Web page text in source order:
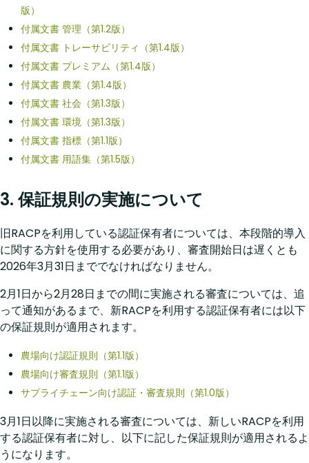
版）
付属文書 管理（第1.2版）
付属文書 トレーサビリティ（第1.4版）
付属文書 プレミアム（第1.4版）
付属文書 農業（第1.4版）
付属文書 社会（第1.3版）
付属文書 環境（第1.3版）
付属文書 指標（第1.1版）
付属文書 用語集（第1.5版）
3. 保証規則の実施について
旧RACPを利用している認証保有者については、本段階的導入
に関する方針を使用する必要があり、審査開始日は遅くとも
2026年3月31日まででなければなりません。
2月1日から2月28日までの間に実施される審査については、追
って通知があるまで、新RACPを利用する認証保有者には以下
の保証規則が適用されます。
農場向け認証規則（第1.1版）
農場向け審査規則（第1.1版）
サプライチェーン向け認証・審査規則（第1.0版）
3月1日以降に実施される審査については、新しいRACPを利用
する認証保有者に対し、以下に記した保証規則が適用されるよ
うになります。